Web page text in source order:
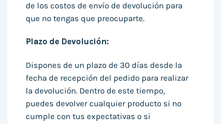
de los costos de envío de devolución para
que no tengas que preocuparte.
Plazo de Devolución:
Dispones de un plazo de 30 días desde la
fecha de recepción del pedido para realizar
la devolución. Dentro de este tiempo,
puedes devolver cualquier producto si no
cumple con tus expectativas o si